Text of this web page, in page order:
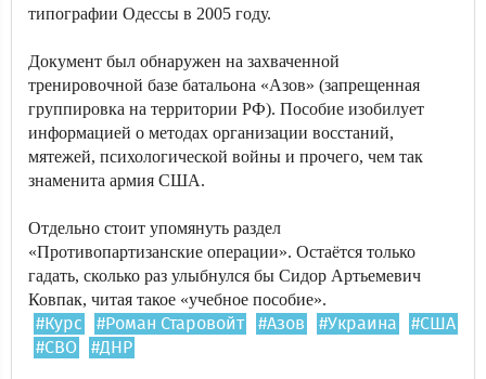
типографии Одессы в 2005 году.
Документ был обнаружен на захваченной
тренировочной базе батальона «Азов» (запрещенная
группировка на территории РФ). Пособие изобилует
информацией о методах организации восстаний,
мятежей, психологической войны и прочего, чем так
знаменита армия США.
Отдельно стоит упомянуть раздел
«Противопартизанские операции». Остаётся только
гадать, сколько раз улыбнулся бы Сидор Артьемевич
Ковпак, читая такое «учебное пособие».
#Курс #Роман Старовойт #Азов #Украина
#США
#СВО
#ДНР